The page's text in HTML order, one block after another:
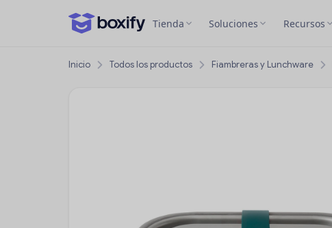
Tienda Soluciones Recursos
Inicio Todos los productos Fiambreras y Lunchware